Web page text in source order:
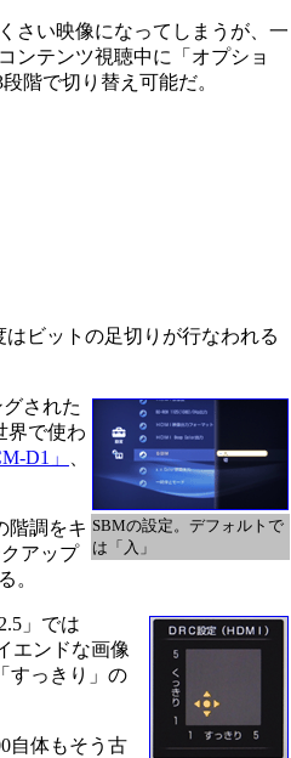
さい映像になってしまうが、一
ンテンツ視聴中に「オプショ
階で切り替え可能だ。
ビットの足切りが行なわれる
SBMの設定。デフォルトで
は「入」
された
界で使わ
D1」
階調をキ
アップ
。
」では
エンドな画像
すっきり」の
自体もそう古